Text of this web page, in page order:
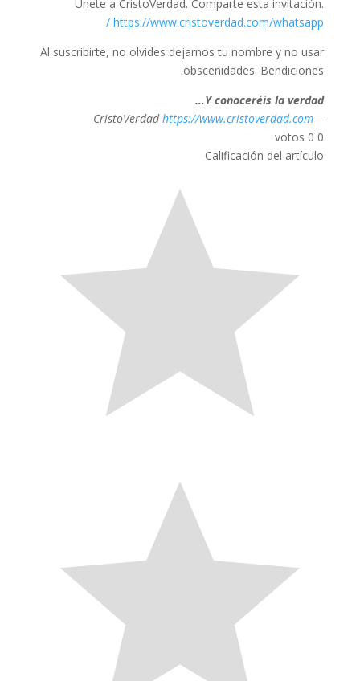
Únete a CristoVerdad. Comparte esta invitación.
https://www.cristoverdad.com/whatsapp/
Al suscribirte, no olvides dejarnos tu nombre y no usar
obscenidades. Bendiciones.
Y conoceréis la verdad…
—CristoVerdad
https://www.cristoverdad.com
0
0
votos
Calificación del artículo